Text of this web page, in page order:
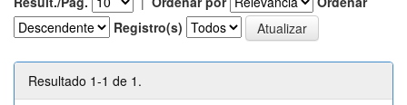
Registro(s)
Resultado 1-1 de 1.